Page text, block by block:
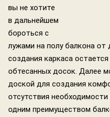
вы не хотите
в дальнейшем
бороться с
лужами на полу балкона от
создания каркаса
обтесанных досок. Далее
доской для создания
отсутствия
одним преимуществом